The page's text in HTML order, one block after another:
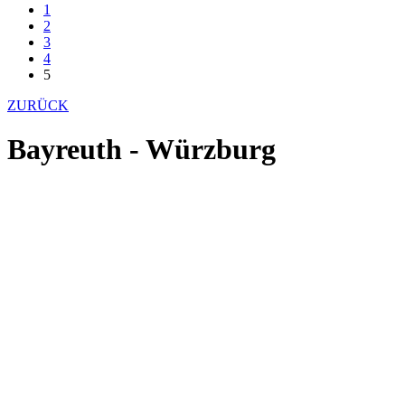
1
2
3
4
5
ZURÜCK
Bayreuth - Würzburg